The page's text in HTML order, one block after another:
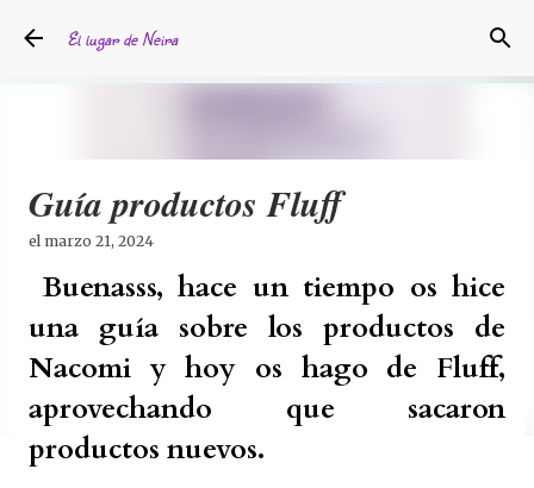
El lugar de Neira
Guía productos Fluff
el marzo 21, 2024
Buenasss, hace un tiempo os hice
una guía sobre los productos de
Nacomi y hoy os hago de Fluff,
aprovechando que sacaron
productos nuevos.